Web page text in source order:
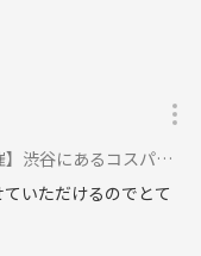
トロ🐰🐰🌷🌈に行こう🍃🍃20代30代限定に参加
いただけるのでとて